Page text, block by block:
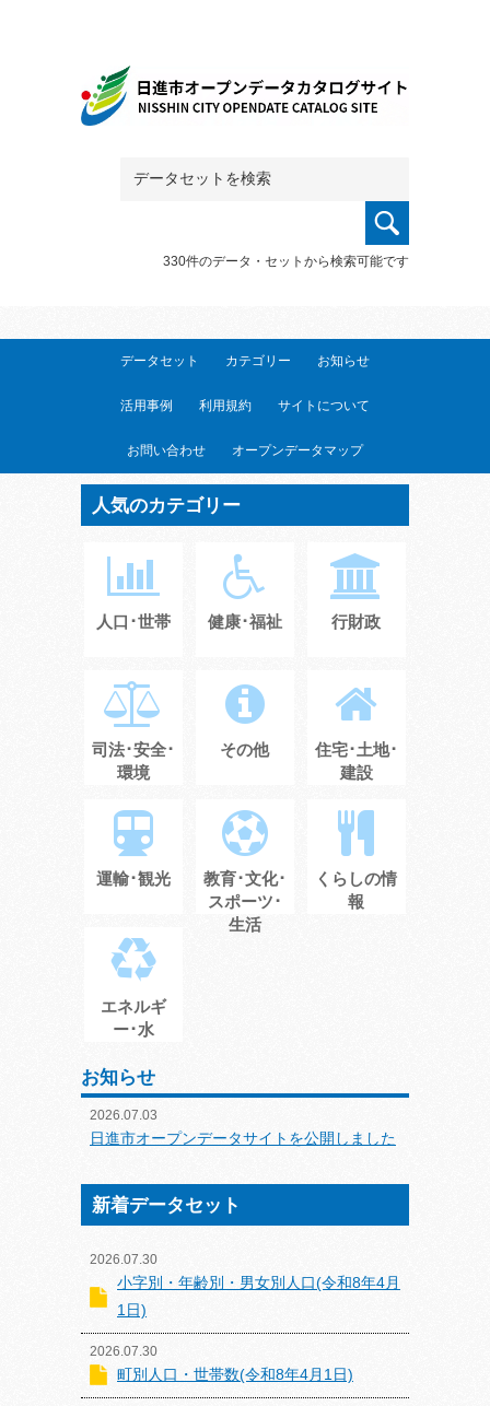
330件のデータ・セットから検索可能です
データセット カテゴリー お知らせ
活用事例 利用規約 サイトについて
お問い合わせ オープンデータマップ
人気のカテゴリー
人口･世帯 健康･福祉 行財政
司法･安全･
環境
その他
住宅･土地･
建設
運輸･観光
教育･文化･
スポーツ･
生活
くらしの情
報
エネルギ
ー･水
お知らせ
2026.07.03
日進市オープンデータサイトを公開しました
新着データセット
2026.07.30
小字別・年齢別・男女別人口(令和8年4月
1日)
2026.07.30
町別人口・世帯数(令和8年4月1日)